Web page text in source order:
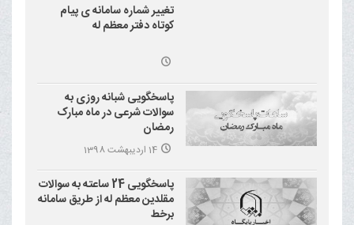
تغییر شماره سامانه ی پیام
کوتاه دفتر معظم له
پاسخگویی شبانه روزی به
سوالات شرعی در ماه مبارک
رمضان
14 اردیبهشت 1398
پاسخگویی 24 ساعته به سوالات
مقلدین معظم له از طریق سامانه
برخط